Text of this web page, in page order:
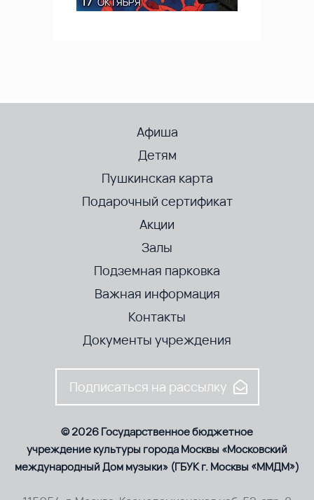
Афиша
Детям
Пушкинская карта
Подарочный сертификат
Акции
Залы
Подземная парковка
Важная информация
Контакты
Документы учреждения
Подписаться на рассылку
© 2026 Государственное бюджетное
учреждение культуры города Москвы «Московский
международный Дом музыки» (ГБУК г. Москвы «ММДМ»)